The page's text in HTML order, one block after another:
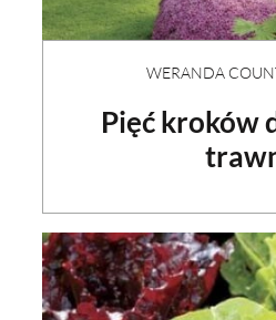
WERANDA
Pięć kroków